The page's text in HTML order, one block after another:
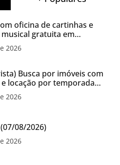
oficina de cartinhas e
gratuita em
2026
Busca por imóveis com
locação por temporada
2026
08/2026)
2026